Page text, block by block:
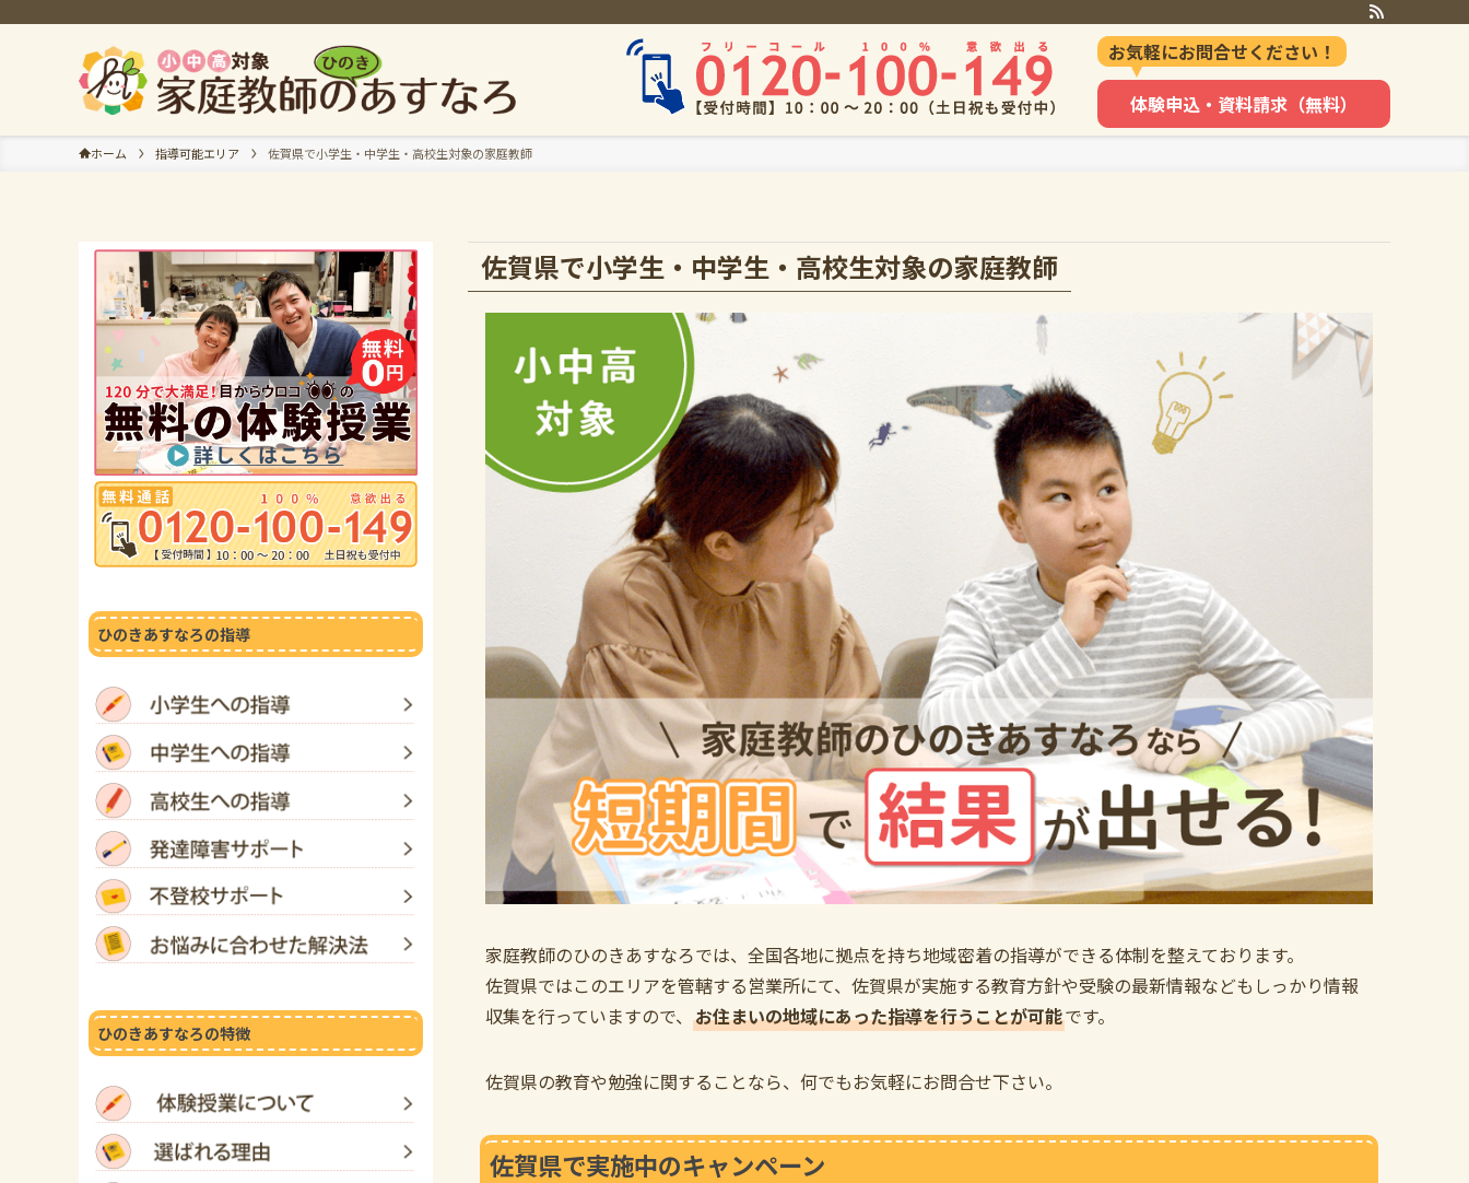
お気軽にお問合せください！
体験申込・資料請求（無料）
ホーム 指導可能エリア 佐賀県で小学生・中学生・高校生対象の家庭教師
佐賀県で小学生・中学生・高校生対象の家庭教師
家庭教師のひのきあすなろでは、全国各地に拠点を持ち地域密着の指導ができる体制を整えております。
佐賀県ではこのエリアを管轄する営業所にて、佐賀県が実施する教育方針や受験の最新情報などもしっかり情報
収集を行っていますので、 お住まいの地域にあった指導を行うことが可能です。
佐賀県の教育や勉強に関することなら、何でもお気軽にお問合せ下さい。
佐賀県で実施中のキャンペーン
ひのきあすなろの指導
ひのきあすなろの特徴